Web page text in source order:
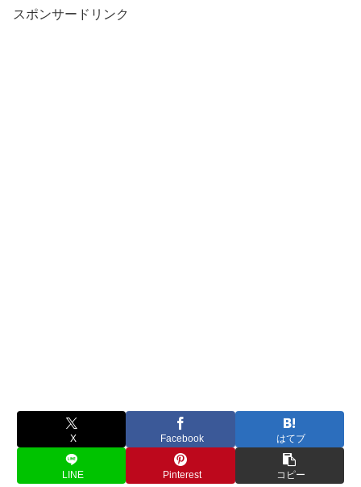
スポンサードリンク
X Facebook はてブ
LINE Pinterest コピー